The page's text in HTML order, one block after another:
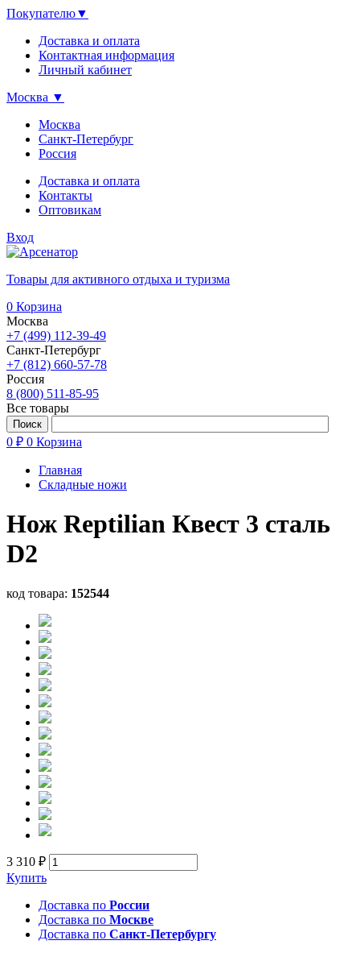
Покупателю▼
Доставка и оплата
Контактная информация
Личный кабинет
Москва ▼
Москва
Санкт-Петербург
Россия
Доставка и оплата
Контакты
Оптовикам
Вход
Товары для активного отдыха и туризма
0 Корзина
Москва
+7 (499) 112-39-49
Санкт-Петербург
+7 (812) 660-57-78
Россия
8 (800) 511-85-95
Все товары
0 ₽ 0 Корзина
Главная
Складные ножи
Нож Reptilian Квест 3 сталь
D2
код товара: 152544
3 310 ₽
Купить
Доставка по России
Доставка по Москве
Доставка по Санкт-Петербургу